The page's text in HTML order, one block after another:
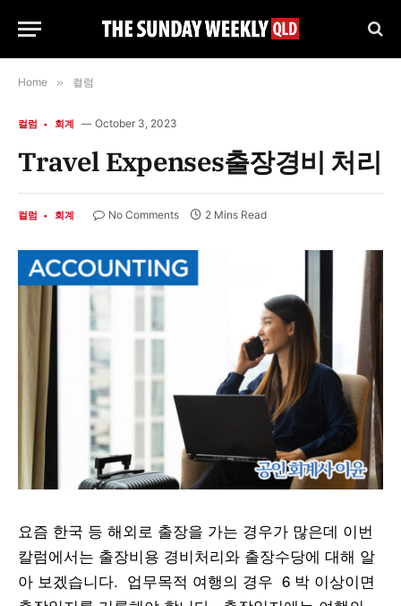
Home » 컬럼
컬럼 회계 October 3, 2023
Travel Expenses출장경비 처리
컬럼 회계 No Comments 2 Mins Read
요즘 한국 등 해외로 출장을 가는 경우가 많은데 이번
칼럼에서는 출장비용 경비처리와 출장수당에 대해 알
아 보겠습니다. 업무목적 여행의 경우 6 박 이상이면